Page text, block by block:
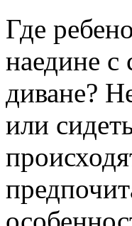
Где
наедине с
диване?
или